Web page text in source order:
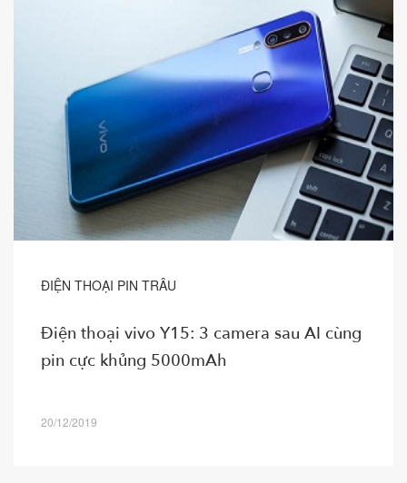
ĐIỆN THOẠI PIN TRÂU
Điện thoại vivo Y15: 3 camera sau AI cùng
pin cực khủng 5000mAh
20/12/2019